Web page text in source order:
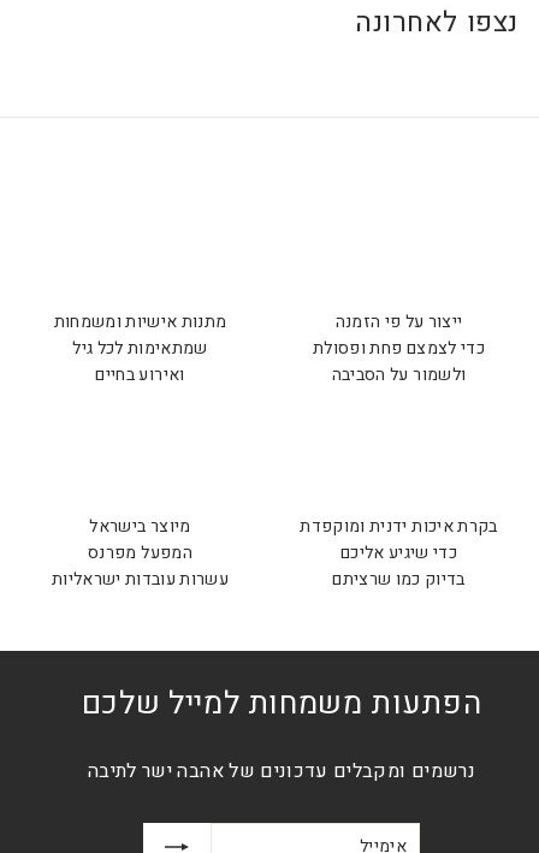
נצפו לאחרונה
ייצור על פי הזמנה
כדי לצמצם פחת ופסולת
ולשמור על הסביבה
מתנות אישיות ומשמחות
שמתאימות לכל גיל
ואירוע בחיים
בקרת איכות ידנית ומוקפדת
כדי שיגיע אליכם
בדיוק כמו שרציתם
מיוצר בישראל
המפעל מפרנס
עשרות עובדות ישראליות
הפתעות משמחות למייל שלכם
נרשמים ומקבלים עדכונים של אהבה ישר לתיבה